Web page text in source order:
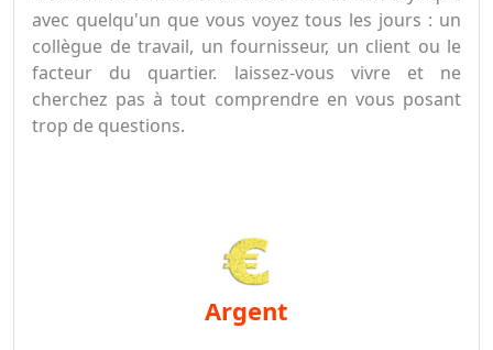
avec quelqu'un que vous voyez tous les jours : un
collègue de travail, un fournisseur, un client ou le
facteur du quartier. laissez-vous vivre et ne
cherchez pas à tout comprendre en vous posant
trop de questions.
argent